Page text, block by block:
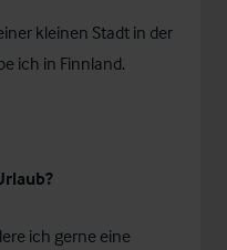
kleinen Stadt in der
ich in Finnland.
ich gerne eine